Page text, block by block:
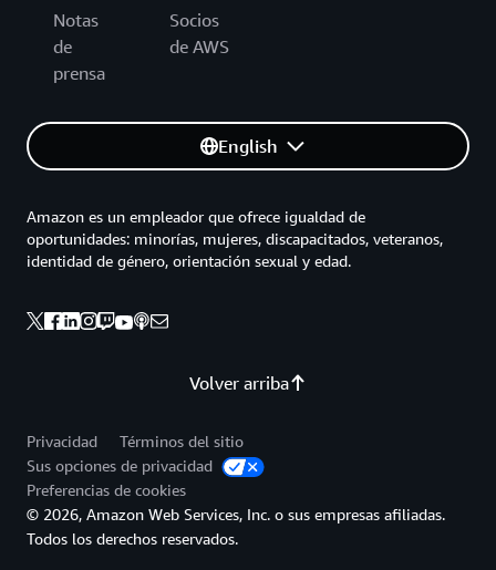
Notas
de
prensa
Socios
de AWS
English
Volver arriba
Amazon es un empleador que ofrece igualdad de
oportunidades: minorías, mujeres, discapacitados, veteranos,
identidad de género, orientación sexual y edad.
Privacidad
Términos del sitio
Sus opciones de privacidad
Preferencias de cookies
© 2026, Amazon Web Services, Inc. o sus empresas afiliadas.
Todos los derechos reservados.